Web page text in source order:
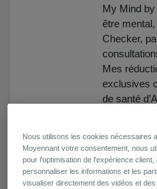
My Mind by
être
Checker,
Mes
exclusives
de santé
Une
idéale à
Ambucare
entreprise
Nous utilisons les cookies nécessaires
Moyennant votre consentement, nous
pour l'optimisation de l'expérience
personnaliser les informations et les
visualiser directement des vidéos et